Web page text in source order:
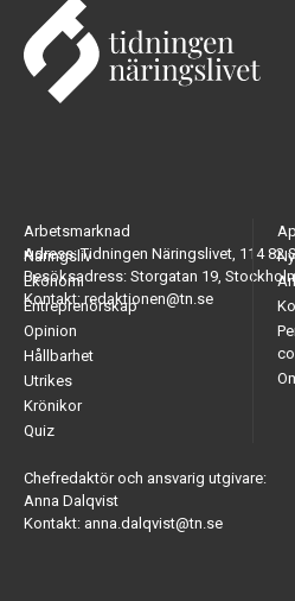
Adress: Tidningen Näringslivet, 114 82
Besöksadress: Storgatan 19,
Kontakt: redaktionen@tn.se
Arbetsmarknad
Näringsliv
Ekonomi
Entreprenörskap
Opinion
Hållbarhet
Utrikes
Krönikor
Quiz
Chefredaktör och ansvarig utgivare:
Anna Dalqvist
Kontakt: anna.dalqvist@tn.se